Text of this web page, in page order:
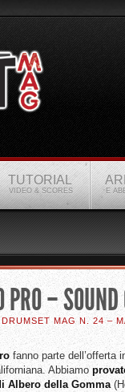
TUTORIAL
VIDEO & SCORES E
PRO –
DRUMSET MAG N. 24 –
fanno parte dell’offerta
Abbiamo
Albero della Gomma